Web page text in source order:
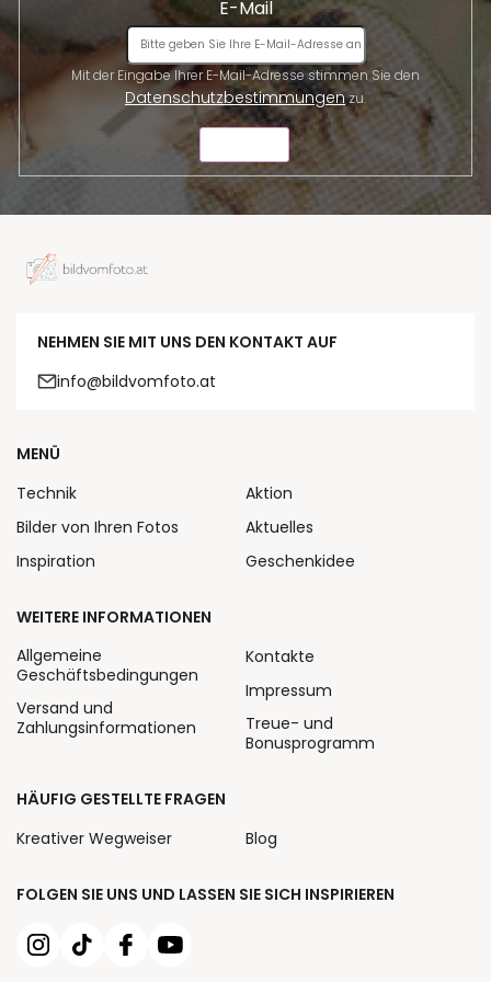
E-Mail
Datenschutzbestimmungenzu.
NEHMEN SIE MIT UNS DEN KONTAKT AUF
info@bildvomfoto.at
FOLGEN SIE UNS UND LASSEN SIE SICH INSPIRIEREN
MENÜ
Technik
Bilder von Ihren Fotos
Inspiration
Aktion
Aktuelles
Geschenkidee
WEITERE INFORMATIONEN
Allgemeine
Geschäftsbedingungen
Versand und
Zahlungsinformationen
Kontakte
Impressum
Treue- und
Bonusprogramm
HÄUFIG GESTELLTE FRAGEN
Kreativer Wegweiser
Blog